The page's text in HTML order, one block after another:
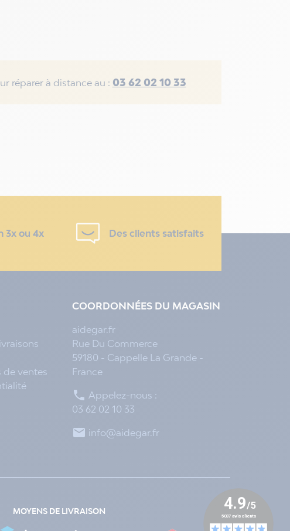
réparer à distance au : 03 62 02 10 33
3x ou 4x Des clients satisfaits
de ventes
COORDONNÉES DU MAGASIN
aidegar.fr
Rue Du Commerce
59180 - Cappelle La Grande -
France
 Appelez-nous :
03 62 02 10 33
 info@aidegar.fr
MOYENS DE LIVRAISON